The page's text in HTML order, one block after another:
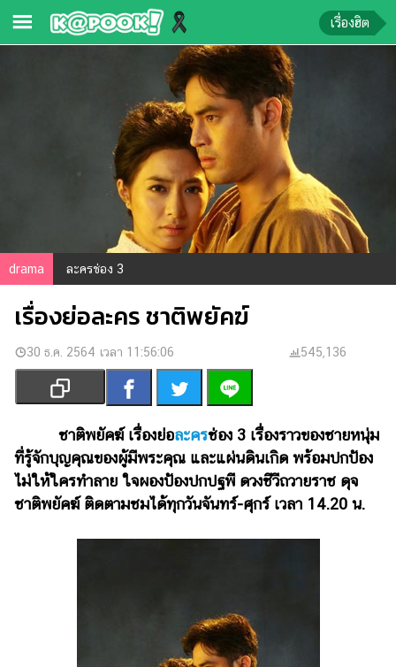
ตรวจ
หวย
ผล
บอล
สด
การ
เงิน
ศึกษา
บันเทิง
เรื่องฮิต
drama ละครช่อง 3
เรื่องย่อละคร ชาติพยัคฆ์
30 ธ.ค. 2564 เวลา 11:56:06 545,136
ชาติพยัคฆ์ เรื่องย่อละครช่อง 3 เรื่องราวของชายหนุ่ม
ที่รู้จักบุญคุณของผู้มีพระคุณ และแผ่นดินเกิด พร้อมปกป้อง
ไม่ให้ใครทำลาย ใจผองป้องปกปฐพี ดวงชีวีถวายราช ดุจ
ชาติพยัคฆ์ ติดตามชมได้ทุกวันจันทร์-ศุกร์ เวลา 14.20 น.